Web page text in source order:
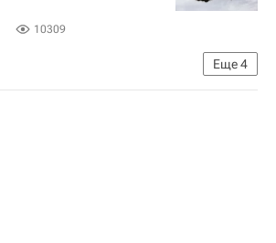
10309
Еще4
Министерство промышленности и торговли РФ (Минпромторг России)